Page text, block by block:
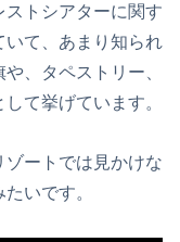
ストシアターに関す
いて、あまり知られ
、タペストリー、
て挙げています。
ゾートでは見かけな
いです。